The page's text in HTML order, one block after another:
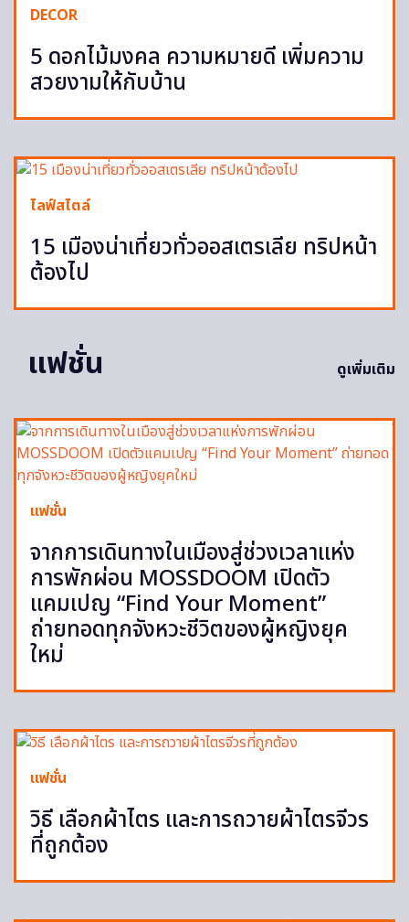
DECOR
5 ดอกไม้มงคล ความหมายดี เพิ่มความ
สวยงามให้กับบ้าน
ไลฟ์สไตล์
15 เมืองน่าเที่ยวทั่วออสเตรเลีย ทริปหน้า
ต้องไป
แฟชั่น ดูเพิ่มเติม
แฟชั่น
จากการเดินทางในเมืองสู่ช่วงเวลาแห่ง
การพักผ่อน MOSSDOOM เปิดตัว
แคมเปญ “Find Your Moment”
ถ่ายทอดทุกจังหวะชีวิตของผู้หญิงยุค
ใหม่
แฟชั่น
วิธี เลือกผ้าไตร และการถวายผ้าไตรจีวร
ที่ถูกต้อง